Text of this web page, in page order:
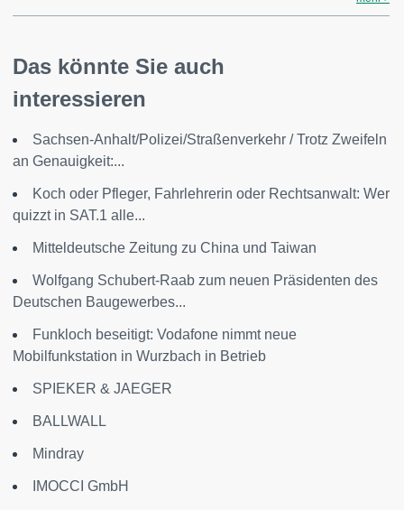
Das könnte Sie auch
interessieren
Sachsen-Anhalt/Polizei/Straßenverkehr / Trotz Zweifeln
an Genauigkeit:...
Koch oder Pfleger, Fahrlehrerin oder Rechtsanwalt: Wer
quizzt in SAT.1 alle...
Mitteldeutsche Zeitung zu China und Taiwan
Wolfgang Schubert-Raab zum neuen Präsidenten des
Deutschen Baugewerbes...
Funkloch beseitigt: Vodafone nimmt neue
Mobilfunkstation in Wurzbach in Betrieb
SPIEKER & JAEGER
BALLWALL
Mindray
IMOCCI GmbH